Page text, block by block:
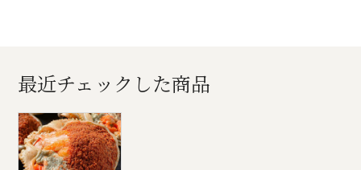
最近チェックした商品